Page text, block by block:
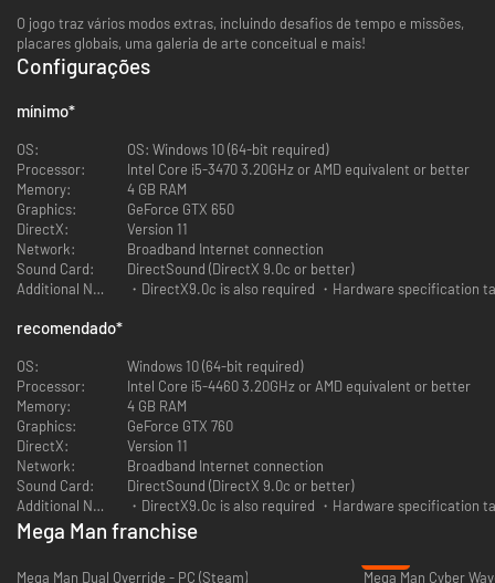
O jogo traz vários modos extras, incluindo desafios de tempo e missões,
placares globais, uma galeria de arte conceitual e mais!
Configurações
mínimo*
OS:
OS: Windows 10 (64-bit required)
Processor:
Intel Core i5-3470 3.20GHz or AMD equivalent or better
Memory:
4 GB RAM
Graphics:
GeForce GTX 650
DirectX:
Version 11
Network:
Broadband Internet connection
Sound Card:
DirectSound (DirectX 9.0c or better)
Additional Notes:
・DirectX9.0c is also required ・Hardware
recomendado*
OS:
Windows 10 (64-bit required)
Processor:
Intel Core i5-4460 3.20GHz or AMD equivalent or better
Memory:
4 GB RAM
Graphics:
GeForce GTX 760
DirectX:
Version 11
Network:
Broadband Internet connection
Sound Card:
DirectSound (DirectX 9.0c or better)
Additional Notes:
・DirectX9.0c is also required ・Hardware
Mega Man franchise
Mega Man Dual Override - PC (Steam)
Mega Man Cyber